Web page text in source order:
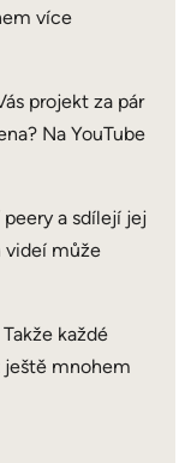
více
projekt za pár
Na YouTube
a sdílejí jej
videí může
každé
mnohem